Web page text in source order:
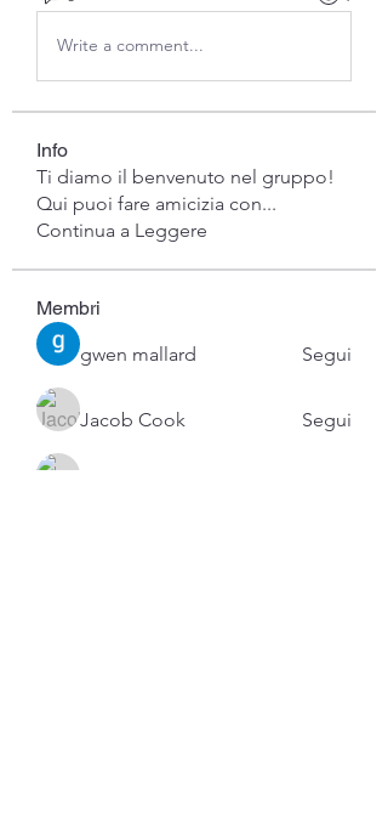
Write a comment...
Info
Ti diamo il benvenuto nel gruppo!
Qui puoi fare amicizia con...
Continua a Leggere
Membri
gwen mallard
Segui
Jacob Cook Segui